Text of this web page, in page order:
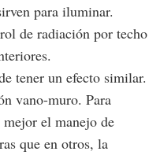
para iluminar.
de radiación por techo
tener un efecto similar.
vano-muro. Para
el manejo de
que en otros, la